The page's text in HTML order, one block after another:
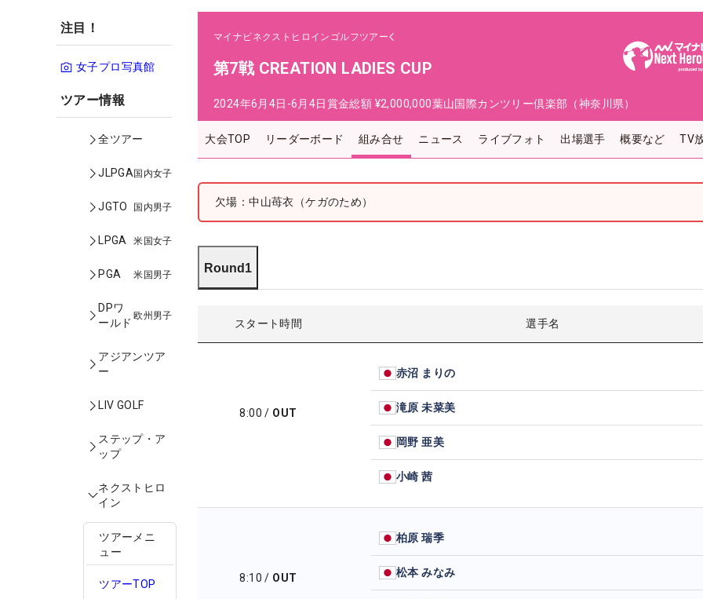
注目！
女子プロ写真館
ツアー情報
全ツアー
JLPGA国内女子
JGTO 国内男子
LPGA 米国女子
PGA 米国男子
DPワ
ールド
欧州男子
アジアンツア
ー
LIV GOLF
ステップ・ア
ップ
ネクストヒロ
イン
ツアーメニ
ュー
ツアーTOP
マイナビネクストヒロインゴルフツアー
第7戦 CREATION LADIES CUP
2024年6月4日-6月4日 賞金総額 ¥2,000,000葉山国際カンツリー倶楽部（神奈川県）
大会TOP リーダーボード 組み合せ ニュース ライブフォト 出場選手 概要など TV
欠場：中山苺衣（ケガのため）
Round1
スタート時間 選手名
8:00 / OUT
赤沼 まりの
滝原 未菜美
岡野 亜美
小崎 茜
8:10 / OUT
柏原 瑞季
松本 みなみ